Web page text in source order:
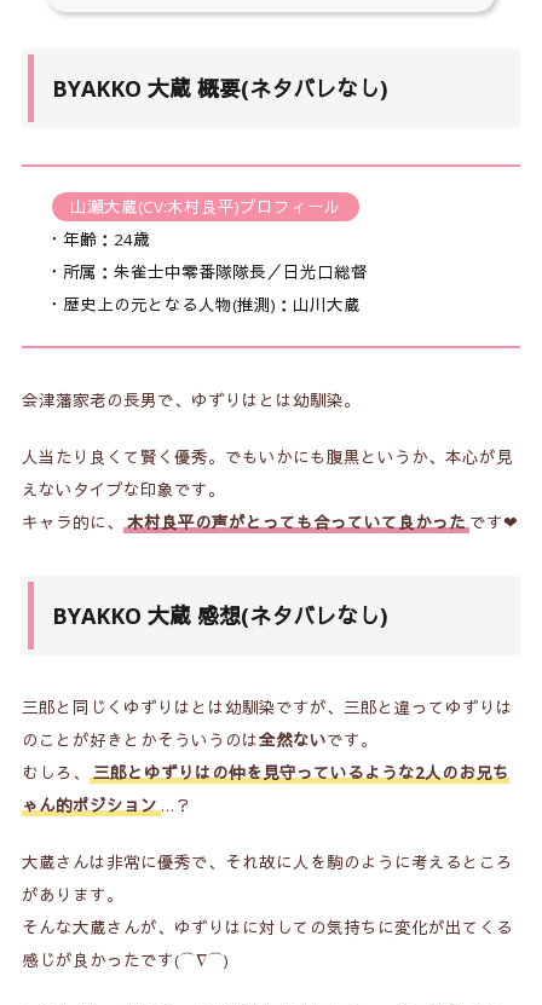
BYAKKO 大蔵 概要(ネタバレなし)
山瀬大蔵(CV:木村良平)プロフィール
・年齢：24歳
・所属：朱雀士中零番隊隊長／日光口総督
・歴史上の元となる人物(推測)：山川大蔵
会津藩家老の長男で、ゆずりはとは幼馴染。
人当たり良くて賢く優秀。でもいかにも腹黒というか、本心が見
えないタイプな印象です。
キャラ的に、
木村良平の声がとっても合っていて良かったです❤
BYAKKO 大蔵 感想(ネタバレなし)
三郎と同じくゆずりはとは幼馴染ですが、三郎と違ってゆずりは
のことが好きとかそういうのは全然ないです。
むしろ、
三郎とゆずりはの仲を見守っているような2人のお兄ち
ゃん的ポジション…？
大蔵さんは非常に優秀で、それ故に人を駒のように考えるところ
があります。
そんな大蔵さんが、ゆずりはに対しての気持ちに変化が出てくる
感じが良かったです(⌒∇⌒)